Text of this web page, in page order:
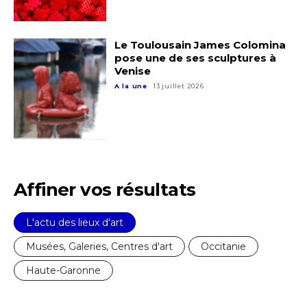
Le Toulousain James Colomina
pose une de ses sculptures à
Venise
A la une 13 juillet 2026
Affiner vos résultats
L'actu des lieux d'art
Musées, Galeries, Centres d'art
Occitanie
Haute-Garonne